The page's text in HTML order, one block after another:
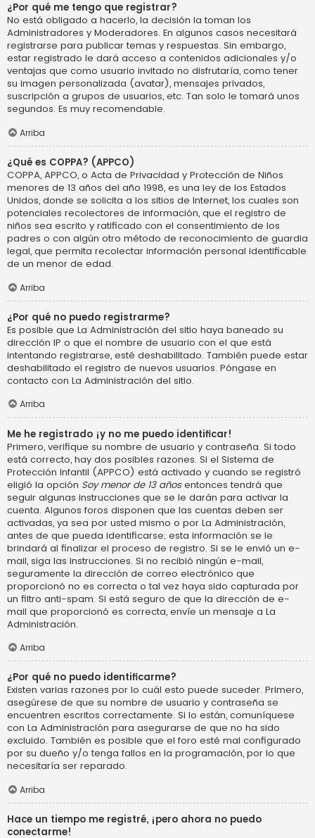
¿Por qué me tengo que registrar?
No está obligado a hacerlo, la decisión la toman los
Administradores y Moderadores. En algunos casos necesitará
registrarse para publicar temas y respuestas. Sin embargo,
estar registrado le dará acceso a contenidos adicionales y/o
ventajas que como usuario invitado no disfrutaría, como tener
su imagen personalizada (avatar), mensajes privados,
suscripción a grupos de usuarios, etc. Tan solo le tomará unos
segundos. Es muy recomendable.
Arriba
¿Qué es COPPA? (APPCO)
COPPA, APPCO, o Acta de Privacidad y Protección de Niños
menores de 13 años del año 1998, es una ley de los Estados
Unidos, donde se solicita a los sitios de Internet, los cuales son
potenciales recolectores de información, que el registro de
niños sea escrito y ratificado con el consentimiento de los
padres o con algún otro método de reconocimiento de guardia
legal, que permita recolectar información personal identificable
de un menor de edad.
Arriba
¿Por qué no puedo registrarme?
Es posible que La Administración del sitio haya baneado su
dirección IP o que el nombre de usuario con el que está
intentando registrarse, esté deshabilitado. También puede estar
deshabilitado el registro de nuevos usuarios. Póngase en
contacto con La Administración del sitio.
Arriba
Me he registrado ¡y no me puedo identificar!
Primero, verifique su nombre de usuario y contraseña. Si todo
está correcto, hay dos posibles razones. Si el Sistema de
Protección Infantil (APPCO) está activado y cuando se registró
eligió la opción Soy menor de 13 añosentonces tendrá que
seguir algunas instrucciones que se le darán para activar la
cuenta. Algunos foros disponen que las cuentas deben ser
activadas, ya sea por usted mismo o por La Administración,
antes de que pueda identificarse; esta información se le
brindará al finalizar el proceso de registro. Si se le envió un e-
mail, siga las instrucciones. Si no recibió ningún e-mail,
seguramente la dirección de correo electrónico que
proporcionó no es correcta o tal vez haya sido capturada por
un filtro anti-spam. Si está seguro de que la dirección de e-
mail que proporcionó es correcta, envíe un mensaje a La
Administración.
Arriba
¿Por qué no puedo identificarme?
Existen varias razones por lo cuál esto puede suceder. Primero,
asegúrese de que su nombre de usuario y contraseña se
encuentren escritos correctamente. Si lo están, comuníquese
con La Administración para asegurarse de que no ha sido
excluido. También es posible que el foro esté mal configurado
por su dueño y/o tenga fallos en la programación, por lo que
necesitaría ser reparado.
Arriba
Hace un tiempo me registré, ¡pero ahora no puedo
conectarme!